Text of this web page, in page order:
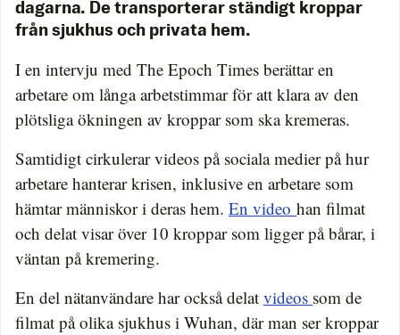
dagarna. De transporterar ständigt kroppar
från sjukhus och privata hem.
I en intervju med The Epoch Times berättar en
arbetare om långa arbetstimmar för att klara av den
plötsliga ökningen av kroppar som ska kremeras.
Samtidigt cirkulerar videos på sociala medier på hur
arbetare hanterar krisen, inklusive en arbetare som
hämtar människor i deras hem. En video han filmat
och delat visar över 10 kroppar som ligger på bårar, i
väntan på kremering.
En del nätanvändare har också delat videos som de
filmat på olika sjukhus i Wuhan, där man ser kroppar